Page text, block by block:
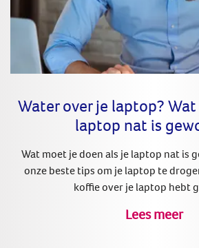
Water over je laptop?
laptop nat is
Wat moet je doen als je laptop nat is
onze beste tips om je laptop te
koffie over je laptop hebt
Lees meer